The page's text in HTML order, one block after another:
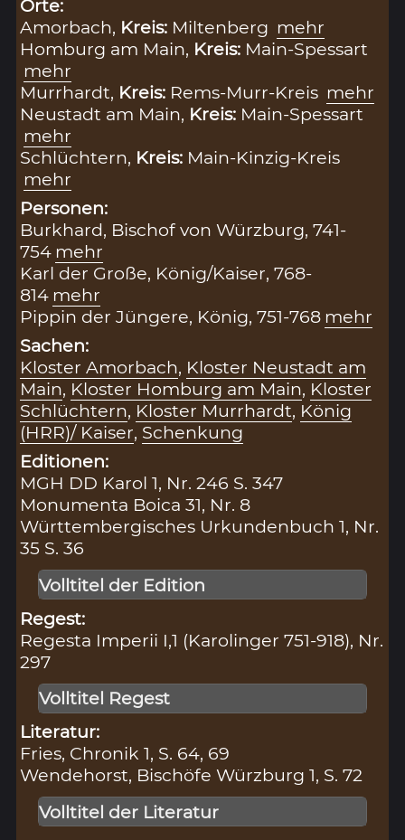
Orte:
Amorbach, Kreis: Miltenberg mehr
Homburg am Main, Kreis: Main-Spessart
mehr
Murrhardt, Kreis: Rems-Murr-Kreis mehr
Neustadt am Main, Kreis: Main-Spessart
mehr
Schlüchtern, Kreis: Main-Kinzig-Kreis
mehr
Personen:
Burkhard, Bischof von Würzburg, 741-
754 mehr
Karl der Große, König/Kaiser, 768-
814 mehr
Pippin der Jüngere, König, 751-768 mehr
Sachen:
Kloster Amorbach, Kloster Neustadt am
Main, Kloster Homburg am Main, Kloster
Schlüchtern, Kloster Murrhardt, König
(HRR)/ Kaiser, Schenkung
Editionen:
MGH DD Karol 1, Nr. 246 S. 347
Monumenta Boica 31, Nr. 8
Württembergisches Urkundenbuch 1, Nr.
35 S. 36
Volltitel der Edition
Regest:
Regesta Imperii I,1 (Karolinger 751-918), Nr.
297
Volltitel Regest
Literatur:
Fries, Chronik 1, S. 64, 69
Wendehorst, Bischöfe Würzburg 1, S. 72
Volltitel der Literatur